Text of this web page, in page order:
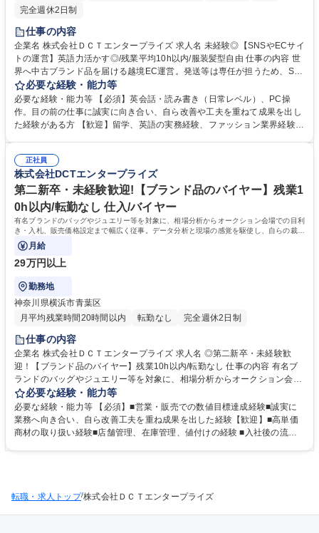
完全週休2日制
仕事の内容
企業名 株式会社ＤＣＴエンタープライズ 求人名 未経験◎【SNSやECサイ
トの運営】英語力活かす◎/残業平均10h以内/服装髪型自由 仕事の内容 世
界へ中古ブランド品を届ける越境EC運営。発送等は専任が担うため、SN
S（9万人超）やデータ分析、施策立案など「上流工程」に専念できます。
英語を武器に、未経験から海外マーケティングに挑戦！ 【具体的には】■
マーケティング（自社サイトや出品モールのデータ分析、売上UP施策の
検討・実施）■トレンドリサーチ、英語での問合せ対応（1日30～40件程
策の考案 出品作業・発送業務はパートスタッフが行うため、上流の仕事に
集中できる環境です！ 募集職種 未経験◎【SNSやECサイトの運営】英語
力活かす◎/残業平均10h以内/服装髪型自由
必要な経験・能力等
必要な経験・能力等 【必須】英会話・読み書き（日常レベル）、PC操
作。目の前の仕事に誠実に向き合い、自ら改善や工夫を重ねて成果を出し
た経験がある方 【歓迎】留学、英語の実務経験、ファッション業界経験が
「好き」が仕事に活きます！ ■オン・オフの切り替え：年間休日120日、
残業月10時間程度、有給取得率100％など、メリハリをつけて働ける環境
です！ ■産前産後休暇制度あり、長期的なキャリア形成が可能です！ 学
歴・資格 学歴：大学院 大学 高専 短大 専修学校 高校 語学力：英語 資格：
正社員
株式会社DCTエンタープライズ
第二新卒・未経験歓迎!【ブランド品のバイヤー】残業1
0h以内/転勤なし 仕入/バイヤー
有名ブランドのバッグやジュエリー等を対象に、相場分析からオークション会場での目利
き・入札、販売価格設定まで幅広く従事。データ分析と現場の感覚を駆使し、自らの裁量
で数千万円規模の仕入れを行う仕事です！
月給
29万円以上
勤務地
神奈川県横浜市青葉区
月平均残業時間20時間以内
転勤なし 完全週休2日制
仕事の内容
企業名 株式会社ＤＣＴエンタープライズ 求人名 ◎第二新卒・未経験歓
迎！【ブランド品のバイヤー】残業10h以内/転勤なし 仕事の内容 有名ブ
ランドのバッグやジュエリー等を対象に、相場分析からオークション会場
での目利き・入札、販売価格設定まで幅広く従事。データ分析と現場の感
覚を駆使し、自らの裁量で数千万円規模の仕入れを行う仕事です！ 【具体
的には】(1)売れる商品を見極めるための情報収集・相場チェック・データ
分析(2)オークション会場での商品状態確認・入札・販売価格設定 現在は
◎第二新卒・未経験歓迎！【ブランド品のバイヤー】残業10h以内/転勤な
必要な経験・能力等
必要な経験・能力等 【必須】■営業・販売での数値目標達成経験■誠実に
業務へ向き合い、自ら改善工夫を重ね成果を出した経験【歓迎】■高単価
商材の取り扱い経験■店舗管理、在庫管理、値付けの経験 ■入社後の流
的にもリユース需要は高まりを見せており、海外からの注文も年々倍増。
転職・求人トップ/株式会社ＤＣＴエンタープライズ